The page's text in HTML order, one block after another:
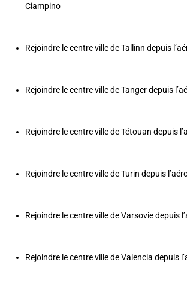
Ciampino
Rejoindre le centre ville de Tallinn depuis
Rejoindre le centre ville de Tanger depuis
Rejoindre le centre ville de Tétouan depuis
Rejoindre le centre ville de Turin depuis
Rejoindre le centre ville de Varsovie depuis
Rejoindre le centre ville de Valencia depuis